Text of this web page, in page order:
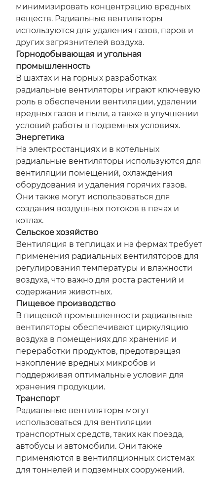
минимизировать концентрацию вредных
веществ. Радиальные вентиляторы
используются для удаления газов, паров и
других загрязнителей воздуха.
Горнодобывающая и угольная
промышленность
В шахтах и на горных разработках
радиальные вентиляторы играют ключевую
роль в обеспечении вентиляции, удалении
вредных газов и пыли, а также в улучшении
условий работы в подземных условиях.
Энергетика
На электростанциях и в котельных
радиальные вентиляторы используются для
вентиляции помещений, охлаждения
оборудования и удаления горячих газов.
Они также могут использоваться для
создания воздушных потоков в печах и
котлах.
Сельское хозяйство
Вентиляция в теплицах и на фермах требует
применения радиальных вентиляторов для
регулирования температуры и влажности
воздуха, что важно для роста растений и
содержания животных.
Пищевое производство
В пищевой промышленности радиальные
вентиляторы обеспечивают циркуляцию
воздуха в помещениях для хранения и
переработки продуктов, предотвращая
накопление вредных микробов и
поддерживая оптимальные условия для
хранения продукции.
Транспорт
Радиальные вентиляторы могут
использоваться для вентиляции
транспортных средств, таких как поезда,
автобусы и автомобили. Они также
применяются в вентиляционных системах
для тоннелей и подземных сооружений.